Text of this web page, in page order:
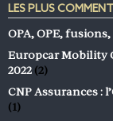
LES PLUS
OPA, OPE,
Europcar Mobility
2022 (2)
CNP Assurances :
(1)